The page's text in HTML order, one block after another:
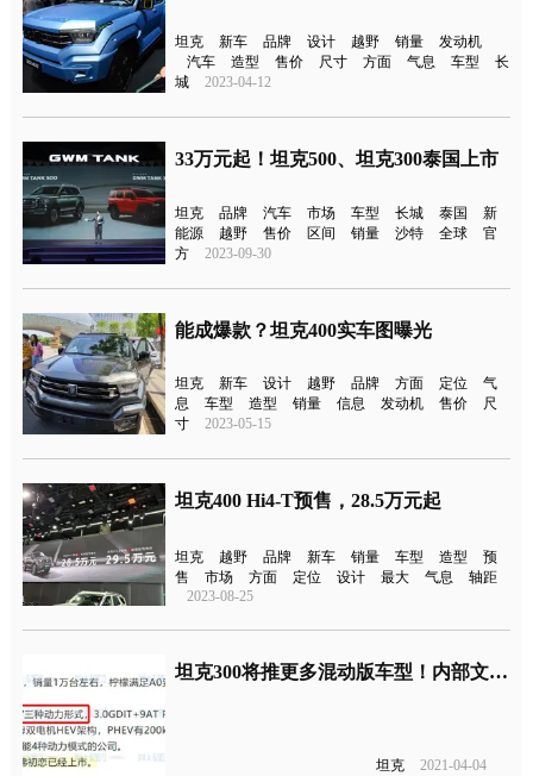
坦克 新车 品牌 设计 越野 销量
发动机
汽车
造型 售价 尺寸 方面 气息 车型
长
城
2023-04-12
33万元起！坦克500、坦克300泰国上市
坦克 品牌 汽车 市场 车型 长城 泰国
新
能源
越野 售价 区间 销量 沙特 全球
官
方
2023-09-30
能成爆款？坦克400实车图曝光
坦克 新车 设计 越野 品牌 方面 定位
气
息
车型 造型 销量 信息 发动机 售价
尺
寸
2023-05-15
坦克400 Hi4-T预售，28.5万元起
坦克 越野 品牌 新车 销量 车型 造型
预
售
市场 方面 定位 设计 最大 气息
轴距
2023-08-25
坦克300将推更多混动版车型！内部文件遭曝光
坦克 2021-04-04